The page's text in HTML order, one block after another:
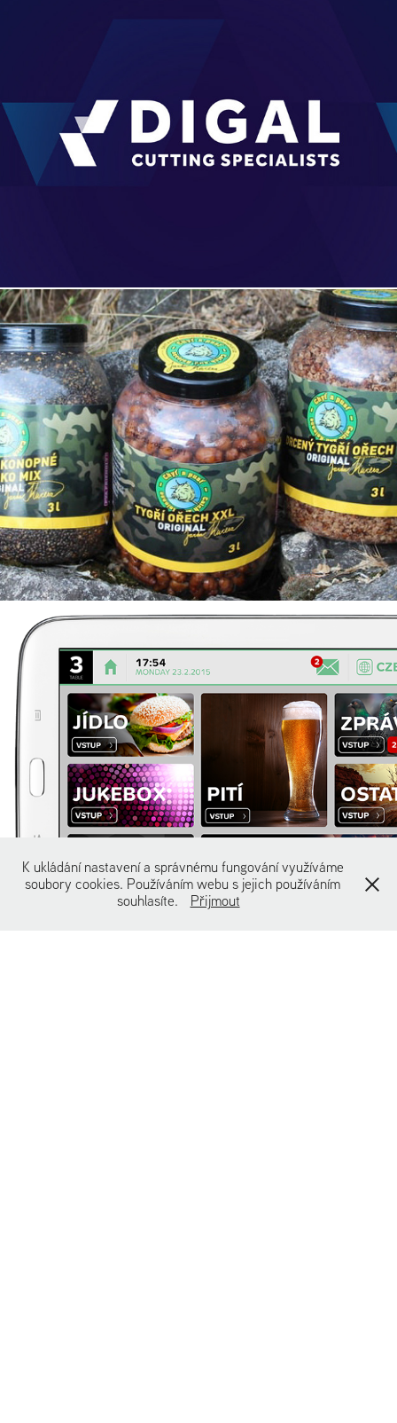
Digal Cutting Specialist - logo & CI
Etikety výrobků Chyť a pusť
Výčepní aplikace MCAT
K ukládání nastavení a správnému fungování využíváme
soubory cookies. Používáním webu s jejich používáním
souhlasíte.
Přijmout